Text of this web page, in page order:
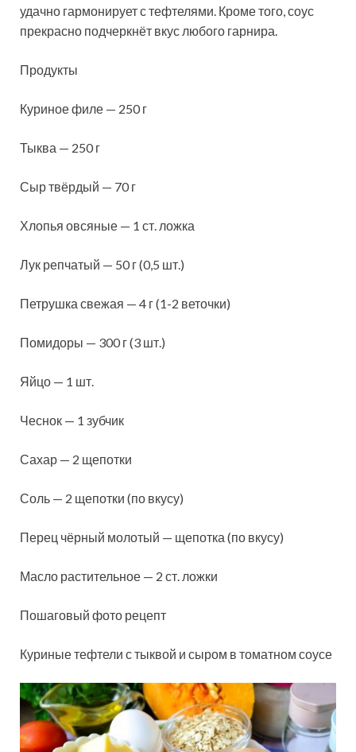
удачно гармонирует с тефтелями. Кроме того, соус
прекрасно подчеркнёт вкус любого гарнира.
Продукты
Куриное филе — 250 г
Тыква — 250 г
Сыр твёрдый — 70 г
Хлопья овсяные — 1 ст. ложка
Лук репчатый — 50 г (0,5 шт.)
Петрушка свежая — 4 г (1-2 веточки)
Помидоры — 300 г (3 шт.)
Яйцо — 1 шт.
Чеснок — 1 зубчик
Сахар — 2 щепотки
Соль — 2 щепотки (по вкусу)
Перец чёрный молотый — щепотка (по вкусу)
Масло растительное — 2 ст. ложки
Пошаговый фото рецепт
Куриные тефтели с тыквой и сыром в томатном соусе